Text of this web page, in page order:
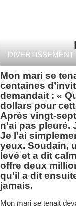
DIVERTISSEMENT
Mon mari se
centaines
demandait : «
dollars pour
Après vingt-
n’ai pas pleuré.
Je l’ai
yeux. Soudain,
levé et a dit
offre deux
qu’il a dit
jamais.
Mon mari se tenait